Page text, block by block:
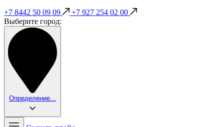
+7 8442 50 09 09
+7 927 254 02 00
Выберите город:
Определение...